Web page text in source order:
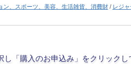
ン、スポーツ、美容、生活雑貨、消費財/ レジ
し「購入のお申込み」をクリックし